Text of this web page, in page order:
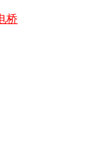
桥